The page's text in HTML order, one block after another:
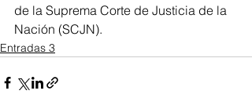
de la Suprema Corte de Justicia de la
Nación (SCJN).
Entradas 3